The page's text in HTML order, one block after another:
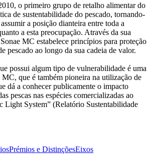
o primeiro grupo de retalho alimentar do
de sustentabilidade do pescado, tornando-
a posição dianteira entre toda a
a esta preocupação. Através da sua
MC estabelece princípios para proteção
pescado ao longo da sua cadeia de valor.
possui algum tipo de vulnerabilidade é uma
MC, que é também pioneira na utilização de
dá a conhecer publicamente o impacto
pescas nas espécies comercializadas ao
Light System” (Relatório Sustentabilidade
Prémios e DistinçõesEixos